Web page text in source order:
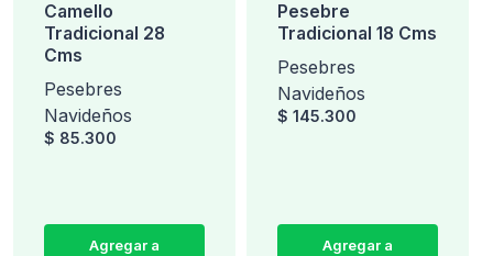
Camello
Tradicional 28
Cms
Pesebres
Navideños
$ 85.300
Agregar a
Pesebre
Tradicional 18 Cms
Pesebres
Navideños
$ 145.300
Agregar a